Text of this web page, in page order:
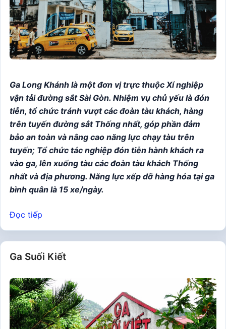
Ga Long Khánh là một đơn vị trực thuộc Xí nghiệp
vận tải đường sắt Sài Gòn. Nhiệm vụ chủ yếu là đón
tiễn, tổ chức tránh vượt các đoàn tàu khách, hàng
trên tuyến đường sắt Thống nhất, góp phần đảm
bảo an toàn và nâng cao năng lực chạy tàu trên
tuyến; Tổ chức tác nghiệp đón tiễn hành khách ra
vào ga, lên xuống tàu các đoàn tàu khách Thống
nhất và địa phương. Năng lực xếp dỡ hàng hóa tại ga
bình quân là 15 xe/ngày.
Đọc tiếp
Ga Suối Kiết